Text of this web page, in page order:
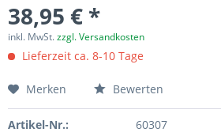
38,95 € *
inkl. MwSt.zzgl. Versandkosten
Lieferzeit ca. 8-10 Tage
Merken Bewerten
Artikel-Nr.: 60307